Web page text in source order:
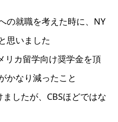
の就職を考えた時に、NY
思いました
リカ留学向け奨学金を頂
かなり減ったこと
ましたが、CBSほどではな